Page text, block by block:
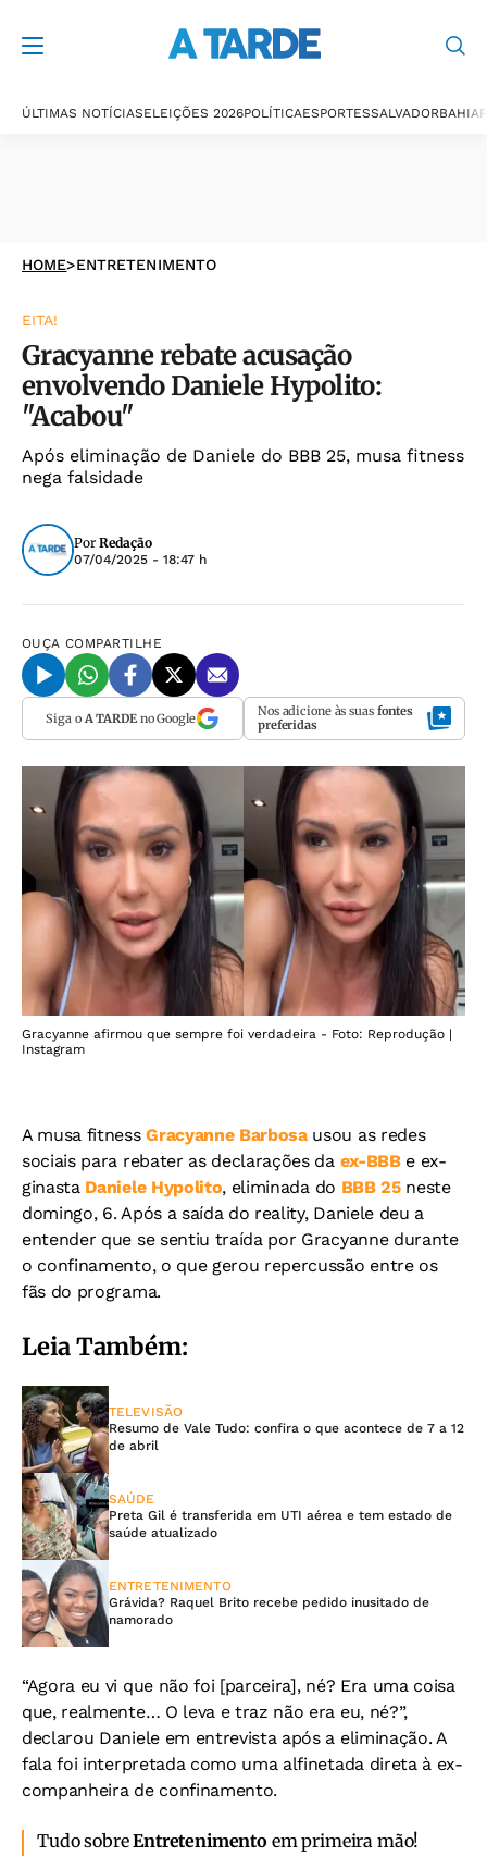
ÚLTIMAS NOTÍCIASELEIÇÕES 2026POLÍTICAESPORTESSALVADORBAHIA
HOME>ENTRETENIMENTO
EITA!
Gracyanne rebate acusação
envolvendo Daniele Hypolito:
"Acabou"
Após eliminação de Daniele do BBB 25, musa fitness
nega falsidade
Por Redação
07/04/2025 - 18:47 h
OUÇA COMPARTILHE
Siga o A TARDEno Google Nos adicione às suas fontes
preferidas
Gracyanne afirmou que sempre foi verdadeira - Foto: Reprodução |
Instagram
A musa fitnessGracyanne Barbosausou as redes
sociais para rebater as declarações da ex-BBBe ex-
ginasta Daniele Hypolito, eliminada do BBB 25neste
domingo, 6. Após a saída do reality, Daniele deu a
entender que se sentiu traída por Gracyanne durante
o confinamento, o que gerou repercussão entre os
fãs do programa.
Leia Também:
TELEVISÃO
Resumo de Vale Tudo: confira o que acontece de 7 a 12
de abril
SAÚDE
Preta Gil é transferida em UTI aérea e tem estado de
saúde atualizado
ENTRETENIMENTO
Grávida? Raquel Brito recebe pedido inusitado de
namorado
“Agora eu vi que não foi [parceira], né? Era uma coisa
que, realmente… O leva e traz não era eu, né?”,
declarou Daniele em entrevista após a eliminação. A
fala foi interpretada como uma alfinetada direta à ex-
companheira de confinamento.
Tudo sobreEntretenimento em primeira mão!